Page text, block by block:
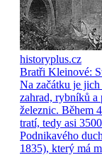
historyplus.cz
Bratři Kleinové:
Na začátku je jich
zahrad, rybníků a
železnic. Během
tratí, tedy asi
Podnikavého
1835), který má